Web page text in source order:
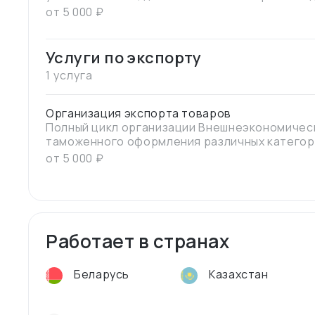
контракта на поставку товара
от 5 000 ₽
Услуги по экспорту
1 услуга
Организация экспорта товаров
Полный цикл организации
таможенного оформления различных
из России. Организация перевозки с
от 5 000 ₽
Работает в странах
Беларусь Казахстан